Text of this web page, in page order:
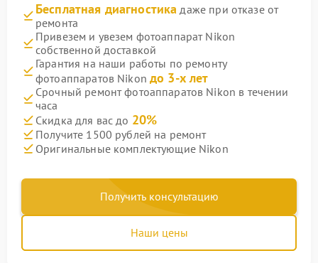
Бесплатная диагностика даже при отказе от
ремонта
Привезем и увезем фотоаппарат Nikon
собственной доставкой
Гарантия на наши работы по ремонту
фотоаппаратов Nikonдо 3-х лет
Срочный ремонт фотоаппаратов Nikon в течении
часа
Скидка для вас до 20%
Получите 1500 рублей на ремонт
Оригинальные комплектующие Nikon
Получить консультацию
Наши цены